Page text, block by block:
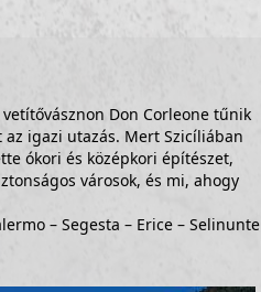
Don Corleone tűnik
igazi utazás. Mert Szicíliában
ókori és középkori építészet,
városok, és mi, ahogy
– Segesta – Erice – Selinunte